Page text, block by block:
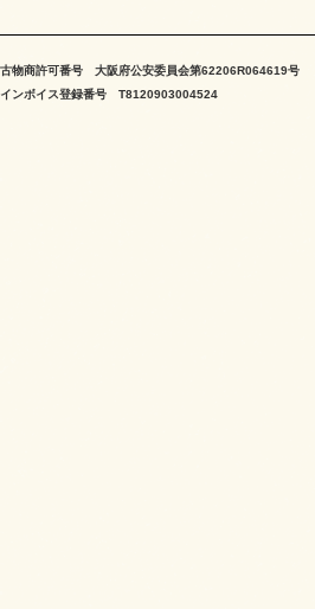
古物商許可番号 大阪府公安委員会第62206R064619号
インボイス登録番号 T8120903004524